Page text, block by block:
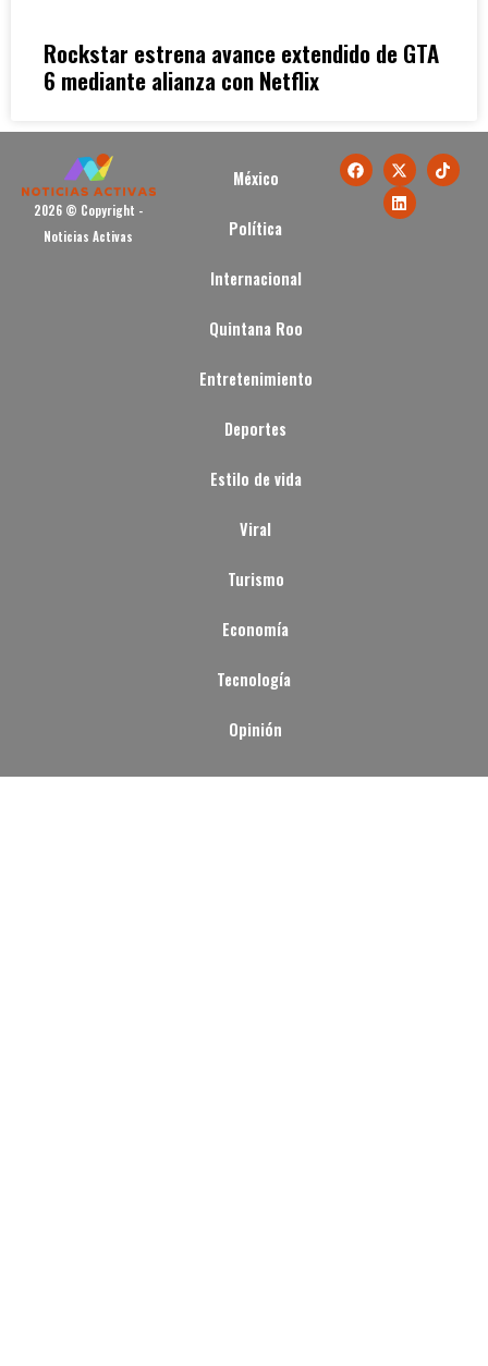
Rockstar estrena avance extendido de GTA
6 mediante alianza con Netflix
2026 © Copyright -
Noticias Activas
México
Política
Internacional
Quintana Roo
Entretenimiento
Deportes
Estilo de vida
Viral
Turismo
Economía
Tecnología
Opinión